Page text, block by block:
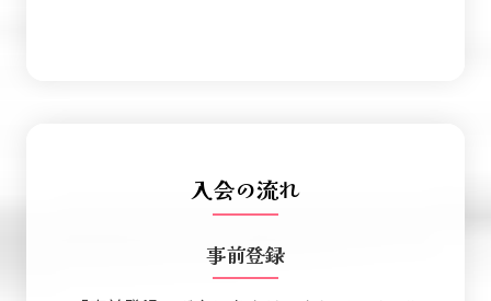
入会の流れ
事前登録